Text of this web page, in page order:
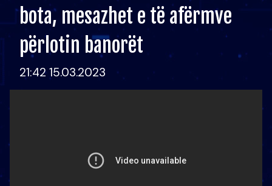
bota, mesazhet e të afërmve
përlotin banorët
21:42 15.03.2023